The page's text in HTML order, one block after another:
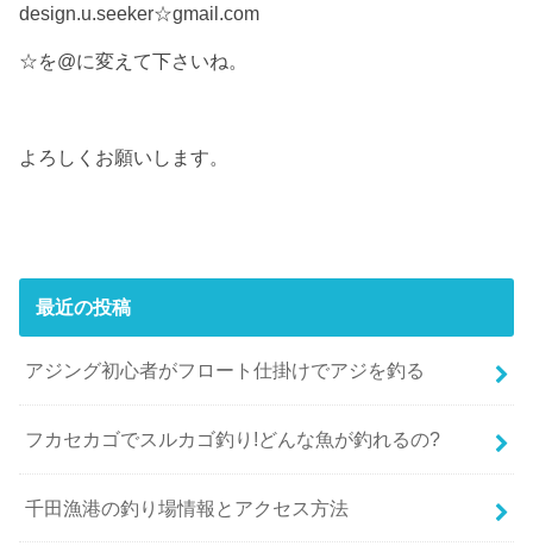
design.u.seeker☆gmail.com
☆を@に変えて下さいね。
よろしくお願いします。
最近の投稿
アジング初心者がフロート仕掛けでアジを釣る
フカセカゴでスルカゴ釣り!どんな魚が釣れるの?
千田漁港の釣り場情報とアクセス方法